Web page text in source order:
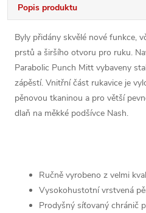
Popis produktu
Byly přidány skvělé nové funkce,
prstů a širšího otvoru pro ruku.
Parabolic Punch Mitt vybaveny
zápěstí. Vnitřní část rukavice je
pěnovou tkaninou a pro větší
dlaň na měkké podšívce Nash.
Ručně vyrobeno z velmi
Vysokohustotní vrstvená
Prodyšný síťovaný chránič